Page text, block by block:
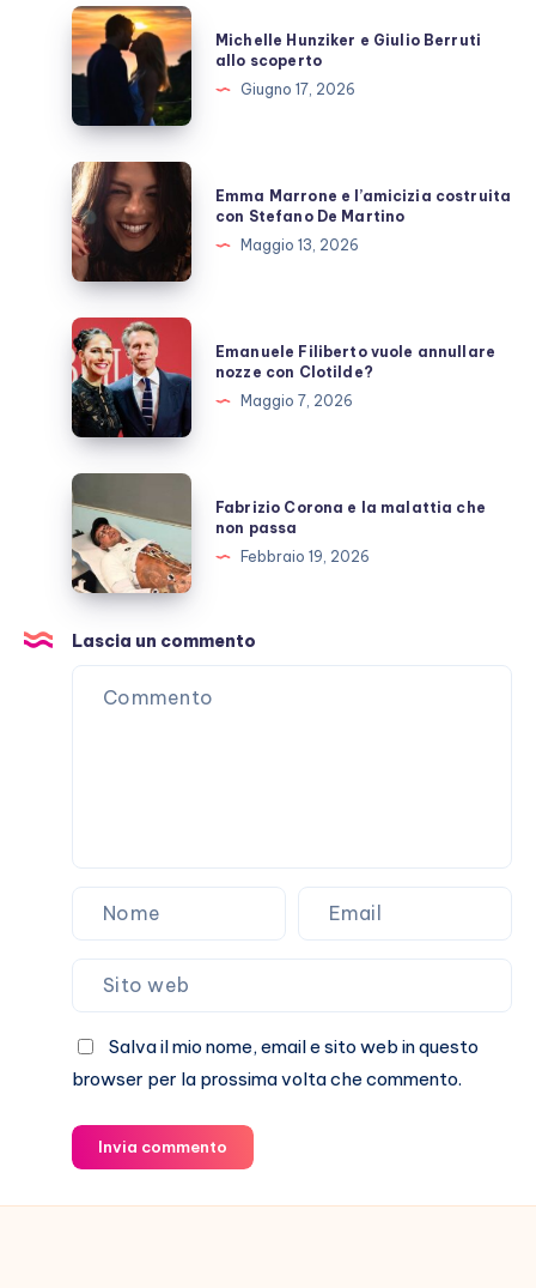
Michelle
Hunziker
e
Berruti
allo
scoperto
Michelle Hunziker e Giulio Berruti
allo scoperto
Giugno 17, 2026
Emma
Marrone
e
l’amicizia
costruita
con
Stefano
De
Martino
Emma Marrone e l’amicizia costruita
con Stefano De Martino
Maggio 13, 2026
Emanuele
Filiberto
vuole
annullare
nozze
con
Clotilde?
Emanuele Filiberto vuole annullare
nozze con Clotilde?
Maggio 7, 2026
Fabrizio
Corona
e
la
malattia
che
non
passa
Fabrizio Corona e la malattia che
non passa
Febbraio 19, 2026
Lascia un commento
Salva il mio nome, email e sito web in questo
browser per la prossima volta che commento.
Invia commento